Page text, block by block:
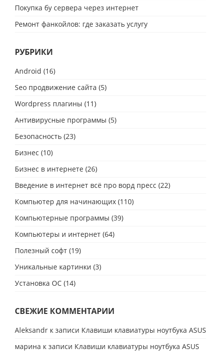
Покупка бу сервера через интернет
Ремонт фанкойлов: где заказать услугу
РУБРИКИ
Android (16)
Seo продвижение сайта (5)
Wordpress плагины (11)
Антивирусные программы (5)
Безопасность (23)
Бизнес (10)
Бизнес в интернете (26)
Введение в интернет всё про ворд пресс (22)
Компьютер для начинающих (110)
Компьютерные программы (39)
Компьютеры и интернет (64)
Полезный софт (19)
Уникальные картинки (3)
Установка ОС (14)
СВЕЖИЕ КОММЕНТАРИИ
Aleksandr к записи Клавиши клавиатуры ноутбука ASUS
марина к записи Клавиши клавиатуры ноутбука ASUS